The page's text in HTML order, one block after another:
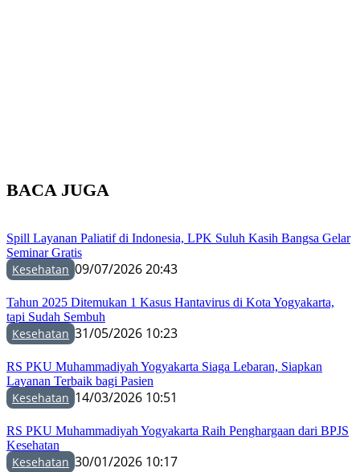
BACA JUGA
Spill Layanan Paliatif di Indonesia, LPK Suluh Kasih Bangsa Gelar
Seminar Gratis
Kesehatan 09/07/2026 20:43
Tahun 2025 Ditemukan 1 Kasus Hantavirus di Kota Yogyakarta,
tapi Sudah Sembuh
Kesehatan 31/05/2026 10:23
RS PKU Muhammadiyah Yogyakarta Siaga Lebaran, Siapkan
Layanan Terbaik bagi Pasien
Kesehatan 14/03/2026 10:51
RS PKU Muhammadiyah Yogyakarta Raih Penghargaan dari BPJS
Kesehatan
Kesehatan 30/01/2026 10:17